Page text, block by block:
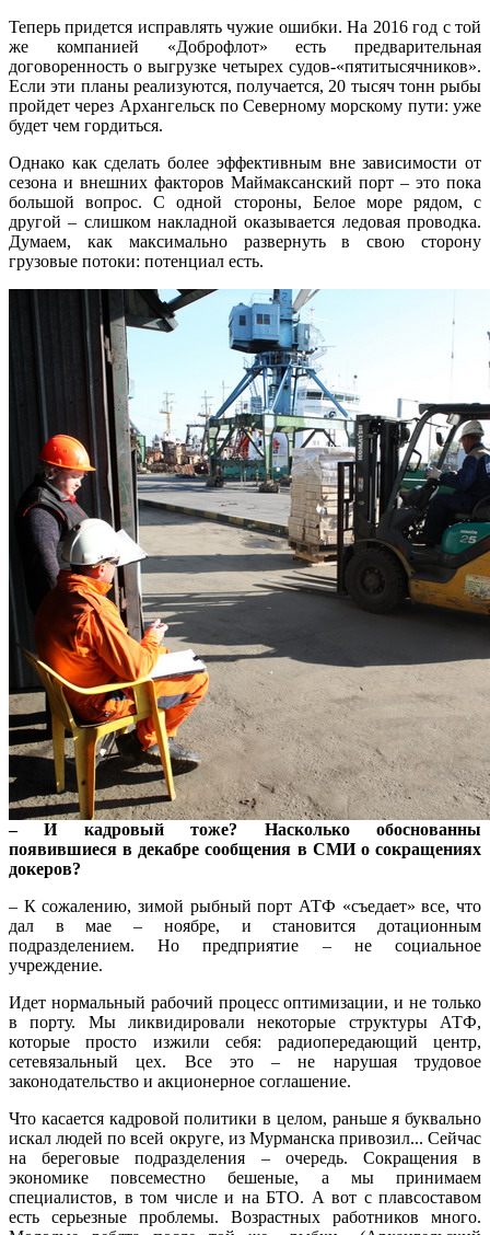
Теперь придется исправлять чужие ошибки. На 2016 год с той
же компанией «Доброфлот» есть предварительная
договоренность о выгрузке четырех судов-«пятитысячников».
Если эти планы реализуются, получается, 20 тысяч тонн рыбы
пройдет через Архангельск по Северному морскому пути: уже
будет чем гордиться.
Однако как сделать более эффективным вне зависимости от
сезона и внешних факторов Маймаксанский порт – это пока
большой вопрос. С одной стороны, Белое море рядом, с
другой – слишком накладной оказывается ледовая проводка.
Думаем, как максимально развернуть в свою сторону
грузовые потоки: потенциал есть.
– И кадровый тоже? Насколько обоснованны
появившиеся в декабре сообщения в СМИ о сокращениях
докеров?
– К сожалению, зимой рыбный порт АТФ «съедает» все, что
дал в мае – ноябре, и становится дотационным
подразделением. Но предприятие – не социальное
учреждение.
Идет нормальный рабочий процесс оптимизации, и не только
в порту. Мы ликвидировали некоторые структуры АТФ,
которые просто изжили себя: радиопередающий центр,
сетевязальный цех. Все это – не нарушая трудовое
законодательство и акционерное соглашение.
Что касается кадровой политики в целом, раньше я буквально
искал людей по всей округе, из Мурманска привозил... Сейчас
на береговые подразделения – очередь. Сокращения в
экономике повсеместно бешеные, а мы принимаем
специалистов, в том числе и на БТО. А вот с плавсоставом
есть серьезные проблемы. Возрастных работников много.